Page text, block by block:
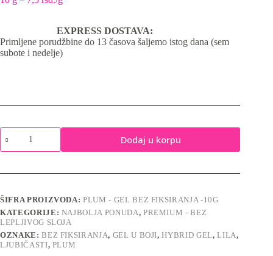
EXPRESS DOSTAVA:
Primljene porudžbine do 13 časova šaljemo istog dana (sem
subote i nedelje)
Plum
P166-
10g!
gel
boji
bez
fiksiranja
količina
Dodaj u korpu
ŠIFRA PROIZVODA:PLUM - GEL BEZ FIKSIRANJA -10G
KATEGORIJE: NAJBOLJA PONUDA, PREMIUM - BEZ
LEPLJIVOG SLOJA
OZNAKE:BEZ FIKSIRANJA, GEL U BOJI,HYBRID GEL,LILA,
LJUBIČASTI, PLUM